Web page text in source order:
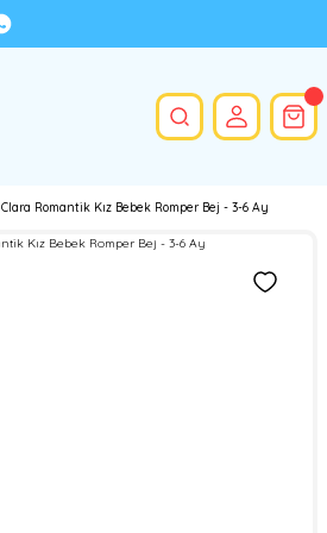
Clara Romantik Kız Bebek Romper Bej - 3-6 Ay